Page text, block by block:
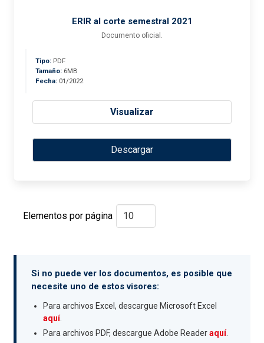
ERIR al corte semestral 2021
Documento oficial.
Tipo: PDF
Tamaño: 6MB
Fecha: 01/2022
Visualizar
Descargar
Elementos por página
Si no puede ver los documentos, es posible que
necesite uno de estos visores:
Para archivos Excel, descargue Microsoft Excel
aquí.
Para archivos PDF, descargue Adobe Readeraquí.